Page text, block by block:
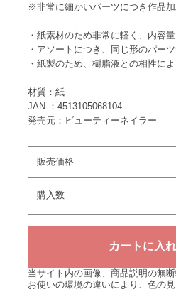
※非常に細かいパーツにつき作品
・紙素材のため非常に軽く、内容
・アソートにつき、同じ形のパー
・紙製のため、樹脂液との相性に
材質：紙
JAN ：4513105068104
発売元：ビューティーネイラー
販売価格
購入数
当サイト内の画像、商品説明の無
お使いの環境の違いにより、色の